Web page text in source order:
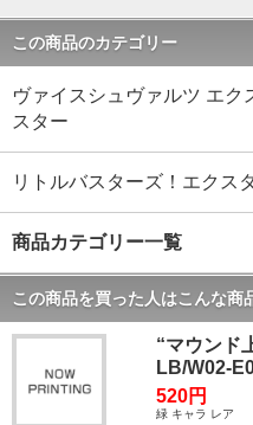
この商品のカテゴリー
ヴァイスシュヴァルツ エ
スター
リトルバスターズ！エクス
商品カテゴリー一覧
この商品を買った人はこんな商
“マウンド
LB/W02-
520円
緑 キャラ レア